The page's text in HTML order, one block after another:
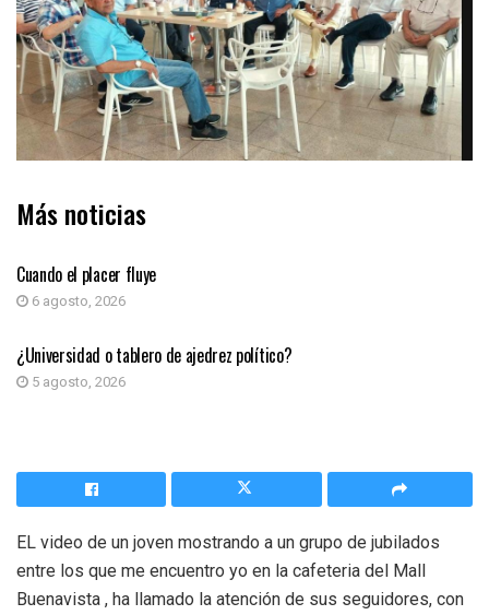
Más noticias
Cuando el placer fluye
6 agosto, 2026
COLUMNA DE OPINIÓN
¿Universidad o tablero de ajedrez político?
5 agosto, 2026
EL video de un joven mostrando a un grupo de jubilados
entre los que me encuentro yo en la cafeteria del Mall
Buenavista , ha llamado la atención de sus seguidores, con